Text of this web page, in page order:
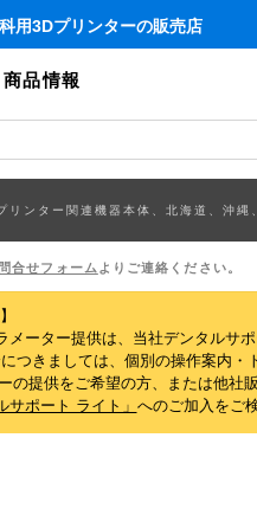
商品情報
用3Dプリンターの販売店
リンター関連機器本体、北海道、沖縄
合せフォームよりご連絡ください。
ーター提供は、当社デンタルサ
つきましては、個別の操作案内・
提供をご希望の方、または他社
サポート ライト」 へのご加入をご